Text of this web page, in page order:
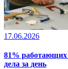
17.06.2026
81% работающих
дела за день